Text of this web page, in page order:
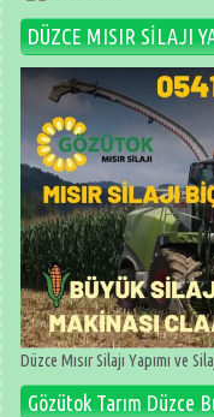
DÜZCE MISIR SİLAJI
Düzce Mısır Silajı Yapımı ve
Gözütok Tarım Düzce